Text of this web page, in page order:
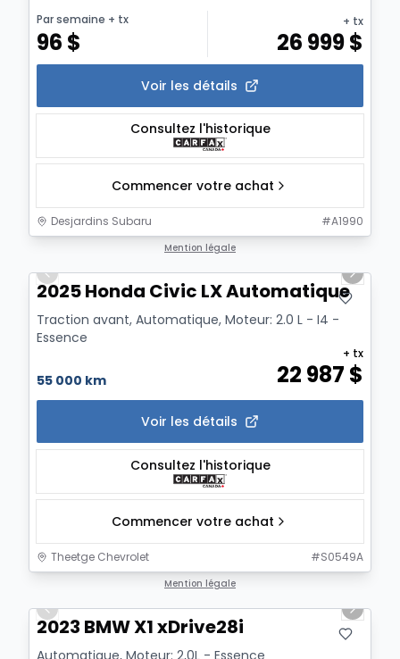
Par semaine + tx
96 $
+ tx
26 999$
Voir les détails
Consultez l'historique
Commencer votre achat
Desjardins Subaru #A1990
Mention légale
Previous slide
Next
2025 Honda Civic LX Automatique
Traction avant, Automatique, Moteur: 2.0 L - I4 -
Essence
55 000 km 22 987 $
+ tx
Voir les détails
Consultez l'historique
Commencer votre achat
Theetge Chevrolet #S0549A
Mention légale
Previous slide
Next
2023 BMW X1 xDrive28i